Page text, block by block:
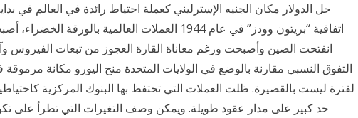
حل الدولار مكان الجنيه الإسترليني كعملة احتياط رائدة في العالم في
اتفاقية “بريتون وودز” في عام 1944 العملات العالمية
انفتحت الصين وأصبحت ورغم معاناة القارة العجوز من تبعات الفيروس
التفوق النسبي مقارنة بالوضع في الولايات المتحدة منح اليورو مكانة مرموقة
لفترة ليست بالقصيرة. ظلت العملات التي تحتفظ بها البنوك المركزية
حد كبير على مدار عقود طويلة. ويمكن وصف التغيرات التي تطرأ على